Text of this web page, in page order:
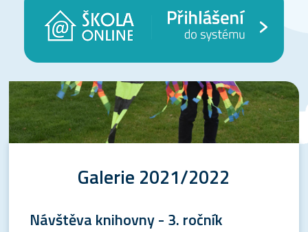
Galerie 2021/2022
Návštěva knihovny - 3. ročník